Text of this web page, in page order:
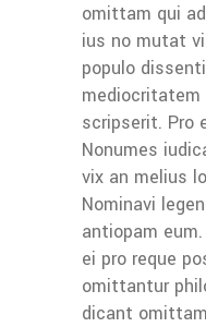
omittam qui
ius no mutat
populo
mediocritatem
scripserit. Pro
Nonumes
vix an melius
Nominavi
antiopam
ei pro reque
omittantur
dicant